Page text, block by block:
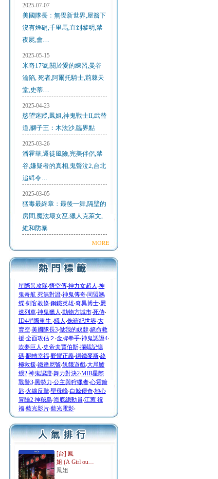
2025-07-07
美國隊長：無畏新世界,屋簷下
沒有煙硝,千里馬,直到黎明,禁
夜屍,會…
2025-05-15
米奇17號,關於愛的練習,曼谷
淪陷, 死者,阿爾托騎士,荊棘天
堂,史蒂…
2025-04-23
慾望迷蹤,鳳姐,神鬼戰士II,武替
道,獅子王：木法沙,臨界點
2025-03-26
潘霍華,遷徒風險,完美伴侶,禁
谷,嫌疑者的真相,鬼聲泣2,台北
追緝令…
2025-03-05
猛毒最終章：最後一舞,隔壁的
房間,魔法壞女巫,獵人克萊文,
維和防暴…
MORE
星際異攻隊‧悟空傳‧神力女超人 ‧神
鬼奇航 死無對證‧神鬼傳奇‧同盟鶼
鰈‧刺客教條‧鋼鐵英雄‧奇異博士‧屍
速列車‧神鬼獵人 ‧動物方城市‧死侍‧
ID4星際重生 ‧蟻人 ‧侏羅紀世界‧大
賣空‧美國隊長3‧做我的奴隸‧絕命救
援‧全面攻佔２ ‧金牌拳手‧神鬼認證4‧
吹夢巨人 ‧史帝夫賈伯斯‧攔截記憶
碼‧翻轉幸福‧野蠻正義‧鋼鐵麥斯‧終
極救援‧鐵達尼號‧飢餓遊戲‧大尾鱸
鰻2‧神鬼認證‧舞力對決2‧MIB星際
戰警3‧黑勢力‧公主與狩獵者‧心靈鑰
匙‧火線反擊‧聖母峰‧白鯨傳奇‧地心
冒險2 神秘島‧海底總動員‧江蕙 祝
福‧藍光影片‧藍光電影‧
[台] 鳳
姐 (A Girl ou…
鳳姐